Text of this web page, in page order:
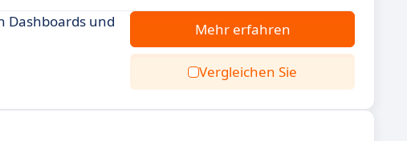
Dashboards und
Mehr erfahren
Vergleichen Sie